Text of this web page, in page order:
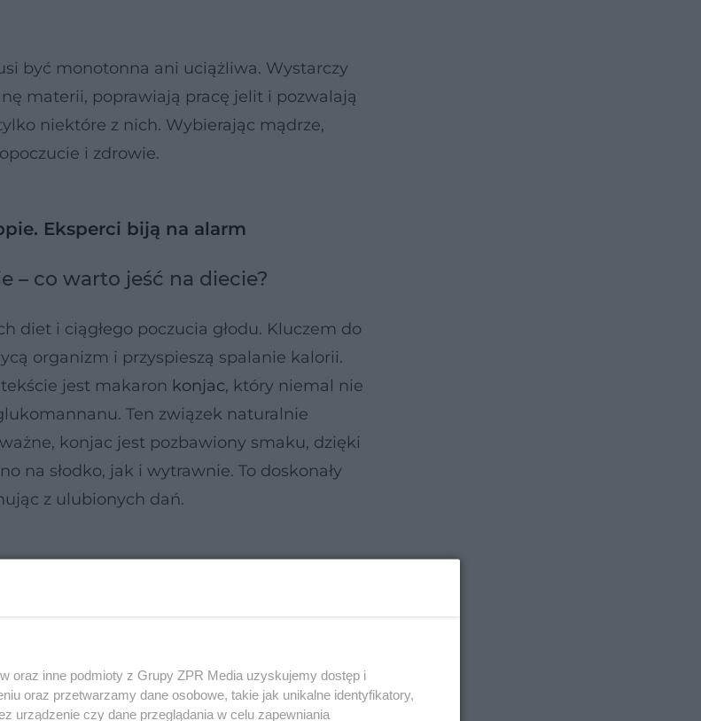
być monotonna ani uciążliwa. Wystarczy
materii, poprawiają pracę jelit i pozwalają
niektóre z nich. Wybierając mądrze,
i zdrowie.
Eksperci biją na alarm
– co warto jeść na diecie?
diet i ciągłego poczucia głodu. Kluczem do
organizm i przyspieszą spalanie kalorii.
jest makaron konjac, który niemal nie
Ten związek naturalnie
konjac jest pozbawiony smaku, dzięki
na słodko, jak i wytrawnie. To doskonały
z ulubionych dań.
oraz inne podmioty z Grupy ZPR Media uzyskujemy dostęp i
oraz przetwarzamy dane osobowe, takie jak unikalne identyfikatory,
urządzenie czy dane przeglądania w celu zapewniania